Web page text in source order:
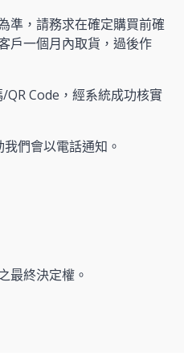
準，請務求在確定購買前確
戶一個月內取貨，過後作
Code，經系統成功核實
們會以電話通知。
最終決定權。